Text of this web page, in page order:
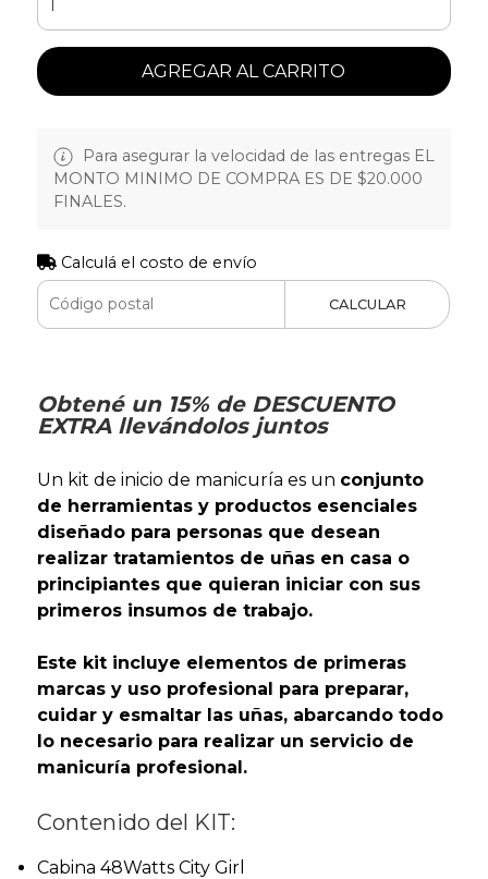
AGREGAR AL CARRITO
Para asegurar la velocidad de las entregas EL
MONTO MINIMO DE COMPRA ES DE $20.000
FINALES.
Calculá el costo de envío
CALCULAR
Obtené un 15% de DESCUENTO
EXTRA llevándolos juntos
Un kit de inicio de manicuría es un conjunto
de herramientas y productos esenciales
diseñado para personas que desean
realizar tratamientos de uñas en casa o
principiantes que quieran iniciar con sus
primeros insumos de trabajo.
Este kit incluye elementos de primeras
marcas y uso profesional para preparar,
cuidar y esmaltar las uñas, abarcando todo
lo necesario para realizar un servicio de
manicuría profesional.
Contenido del KIT:
Cabina 48Watts City Girl